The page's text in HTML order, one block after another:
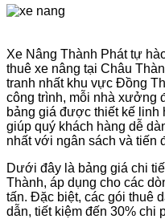
Xe Nâng Thành Phát tự
thuê xe nâng tại Châu
tranh nhất khu vực Đồng
công trình, mỗi nhà xưởng
bảng giá được thiết kế linh
giúp quý khách hàng dễ
nhất với ngân sách và tiến
Dưới đây là bảng giá chi
Thành, áp dụng cho các
tấn. Đặc biệt, các gói thuê
dẫn, tiết kiệm đến 30% chi